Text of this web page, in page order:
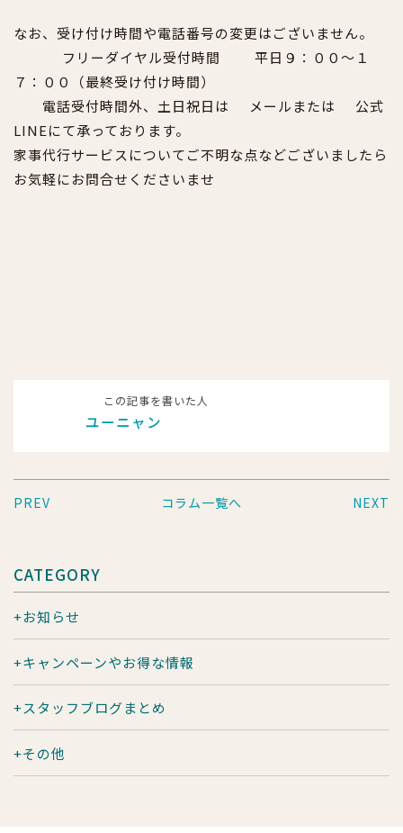
なお、受け付け時間や電話番号の変更はございません。
フリーダイヤル受付時間
平日９：００～１
７：００（最終受け付け時間）
電話受付時間外、土日祝日は
メールまたは
公式
LINEにて承っております。
家事代行サービスについてご不明な点などございましたら
お気軽にお問合せくださいませ
この記事を書いた人
ユーニャン
PREV コラム一覧へ NEXT
CATEGORY
お知らせ
キャンペーンやお得な情報
スタッフブログまとめ
その他